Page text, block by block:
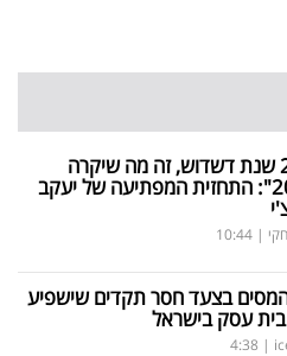
"2026 שנת דשדוש, זה מה שיקרה
ב-2027": התחזית המפתיעה של יעקב
|
10:44
בצעד חסר תקדים שישפיע
עסק בישראל
|
4:38